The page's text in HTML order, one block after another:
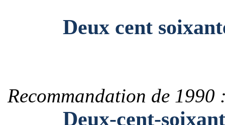
Deux cent
Recommandation de 1990
Deux-cent-